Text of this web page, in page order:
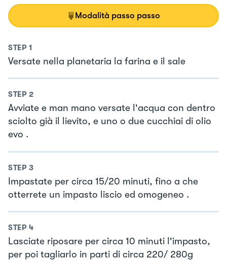
Modalità passo passo
STEP 1
Versate nella planetaria la farina e il sale
STEP 2
Avviate e man mano versate l'acqua con dentro
sciolto già il lievito, e uno o due cucchiai di olio
evo .
STEP 3
Impastate per circa 15/20 minuti, fino a che
otterrete un impasto liscio ed omogeneo .
STEP 4
Lasciate riposare per circa 10 minuti l'impasto,
per poi tagliarlo in parti di circa 220/ 280g